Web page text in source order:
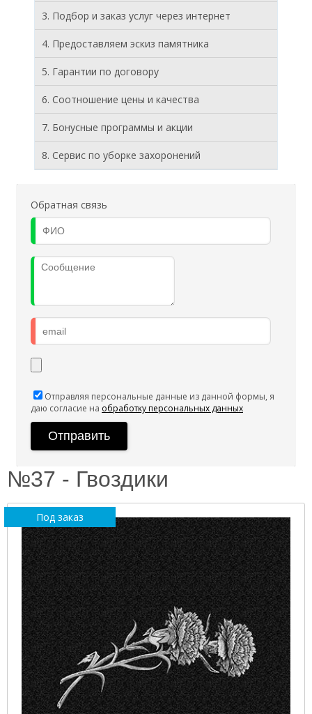
3. Подбор и заказ услуг через интернет
4. Предоставляем эскиз памятника
5. Гарантии по договору
6. Соотношение цены и качества
7. Бонусные программы и акции
8. Cервис по уборке захоронений
Обратная связь
Отправляя персональные данные из данной формы, я
даю согласие на обработку персональных данных
№37 - Гвоздики
Под заказ